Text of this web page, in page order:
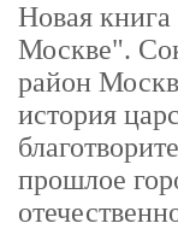
Новая
Москве".
район
история
прошлое